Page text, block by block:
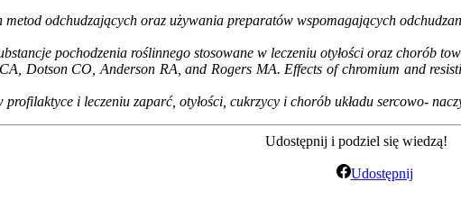
odchudzających oraz używania preparatów wspomagających
pochodzenia roślinnego stosowane w leczeniu otyłości oraz chorób
Dotson CO, Anderson RA, and Rogers MA. Effects of chromium and
i leczeniu zaparć, otyłości, cukrzycy i chorób układu sercowo-
Udostępnij i podziel się wiedzą!
Udostępnij